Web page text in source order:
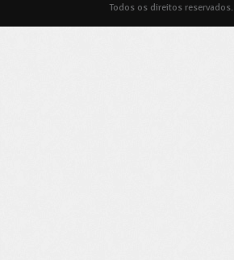
Todos os direitos